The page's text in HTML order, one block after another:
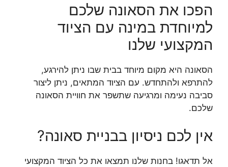
הפכו את הסאונה שלכם
למיוחדת במינה עם הציוד
המקצועי שלנו
הסאונה היא מקום מיוחד בבית שבו ניתן להירגע,
להתרפא ולהתחדש. עם הציוד המתאים, ניתן ליצור
סביבה נעימה ומרגיעה שתשפר את חוויית הסאונה
שלכם.
אין לכם ניסיון בבניית סאונה?
אל תדאגו! בחנות שלנו תמצאו את כל הציוד המקצועי